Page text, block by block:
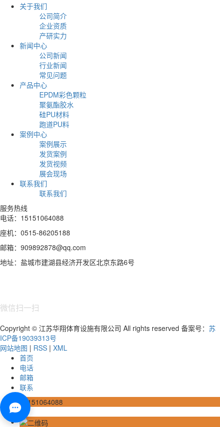
关于我们
公司简介
企业资质
产研实力
新闻中心
公司新闻
行业新闻
常见问题
产品中心
EPDM彩色颗粒
聚氨酯胶水
硅PU材料
跑道PU料
案例中心
案例展示
发货案例
发货视频
展会现场
联系我们
联系我们
服务热线
电话：15151064088
座机：0515-86205188
邮箱：909892878@qq.com
地址：盐城市建湖县经济开发区北京东路6号
微信扫一扫
Copyright © 江苏华翔体育设施有限公司 All rights reserved 备案号： 苏
ICP备19039313号
网站地图 | RSS | XML
首页
电话
邮箱
联系
15151064088